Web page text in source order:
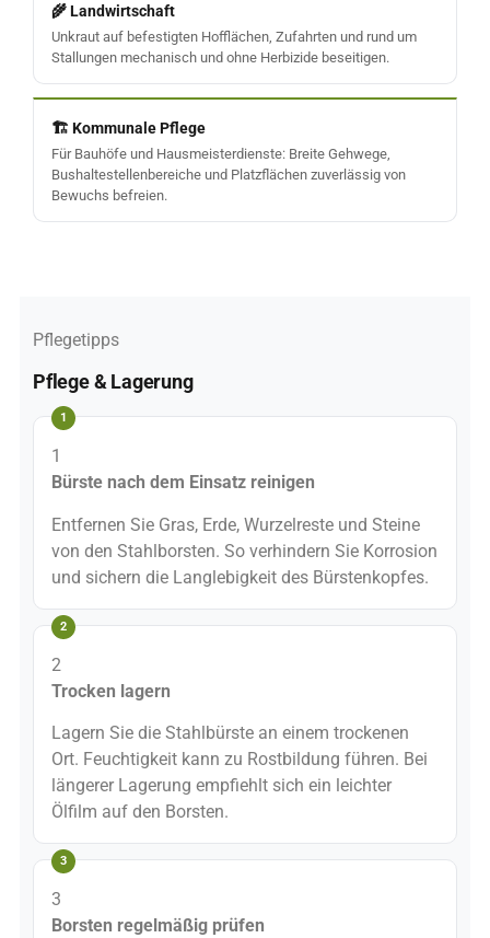
🌾 Landwirtschaft
Unkraut auf befestigten Hofflächen, Zufahrten und rund um
Stallungen mechanisch und ohne Herbizide beseitigen.
🏗️ Kommunale Pflege
Für Bauhöfe und Hausmeisterdienste: Breite Gehwege,
Bushaltestellenbereiche und Platzflächen zuverlässig von
Bewuchs befreien.
Pflegetipps
Pflege & Lagerung
1
Bürste nach dem Einsatz reinigen
Entfernen Sie Gras, Erde, Wurzelreste und Steine
von den Stahlborsten. So verhindern Sie Korrosion
und sichern die Langlebigkeit des Bürstenkopfes.
2
Trocken lagern
Lagern Sie die Stahlbürste an einem trockenen
Ort. Feuchtigkeit kann zu Rostbildung führen. Bei
längerer Lagerung empfiehlt sich ein leichter
Ölfilm auf den Borsten.
3
Borsten regelmäßig prüfen